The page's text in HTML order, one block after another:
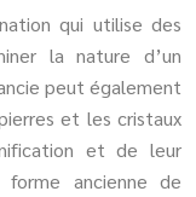
qui utilise des
la nature d’un
peut également
et les cristaux
et de leur
ancienne de